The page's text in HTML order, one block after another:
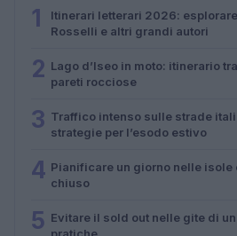
1
Itinerari letterari 2026:
Rosselli e altri grandi autori
2 Lago d’Iseo in moto: itinerario
pareti rocciose
3 Traffico intenso sulle strade
strategie per l’esodo estivo
4 Pianificare un giorno nelle isole
chiuso
5 Evitare il sold out nelle gite di